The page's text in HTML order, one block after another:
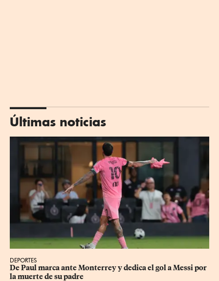
Últimas noticias
DEPORTES
De Paul marca ante Monterrey y dedica el gol a Messi por
la muerte de su padre